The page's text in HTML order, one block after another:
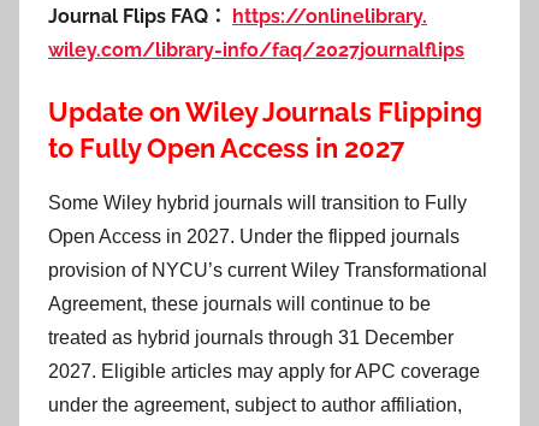
Journal Flips FAQ： https://onlinelibrary.
wiley.com/library-info/faq/2027journalflips
Update on Wiley Journals Flipping
to Fully Open Access in 2027
Some Wiley hybrid journals will transition to Fully
Open Access in 2027. Under the flipped journals
provision of NYCU’s current Wiley Transformational
Agreement, these journals will continue to be
treated as hybrid journals through 31 December
2027. Eligible articles may apply for APC coverage
under the agreement, subject to author affiliation,